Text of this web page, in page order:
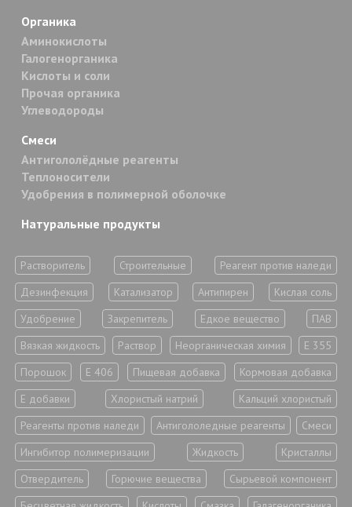
Органика
Аминокислоты
Галогенорганика
Кислоты и соли
Прочая органика
Углеводороды
Смеси
Антигололёдные реагенты
Теплоносители
Удобрения в полимерной оболочке
Натуральные продукты
Растворитель Строительные
Реагент против наледи
Дезинфекция
Катализатор Антипирен
Кислая соль
Удобрение
Закрепитель Едкое вещество
ПАВ
Вязкая жидкость
Раствор Неорганическая химия
Е 355
Порошок
Е 406 Пищевая добавка
Кормовая добавка
Е добавки
Хлористый натрий
Кальций хлористый
Реагенты против наледи
Антигололедные реагенты
Смеси
Ингибитор полимеризации
Жидкость
Кристаллы
Отвердитель
Горючие вещества
Сырьевой компонент